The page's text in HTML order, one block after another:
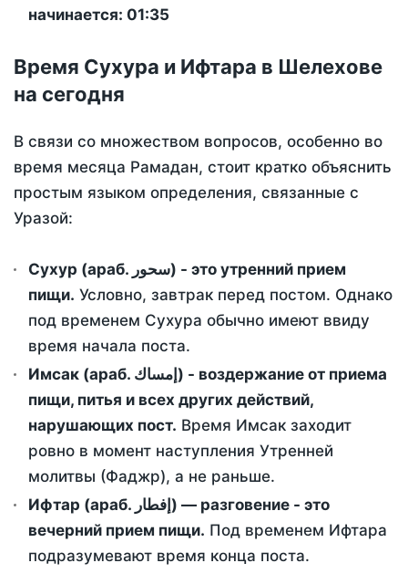
начинается: 01:35
Время Сухура и Ифтара в Шелехове
на сегодня
В связи со множеством вопросов, особенно во
время месяца Рамадан, стоит кратко объяснить
простым языком определения, связанные с
Уразой:
Сухур (араб. سحور) - это утренний прием
пищи. Условно, завтрак перед постом. Однако
под временем Сухура обычно имеют ввиду
время начала поста.
Имсак (араб. إمساك) - воздержание от приема
пищи, питья и всех других действий,
нарушающих пост. Время Имсак заходит
ровно в момент наступления Утренней
молитвы (Фаджр), а не раньше.
Ифтар (араб. إفطار) — разговение - это
вечерний прием пищи. Под временем Ифтара
подразумевают время конца поста.